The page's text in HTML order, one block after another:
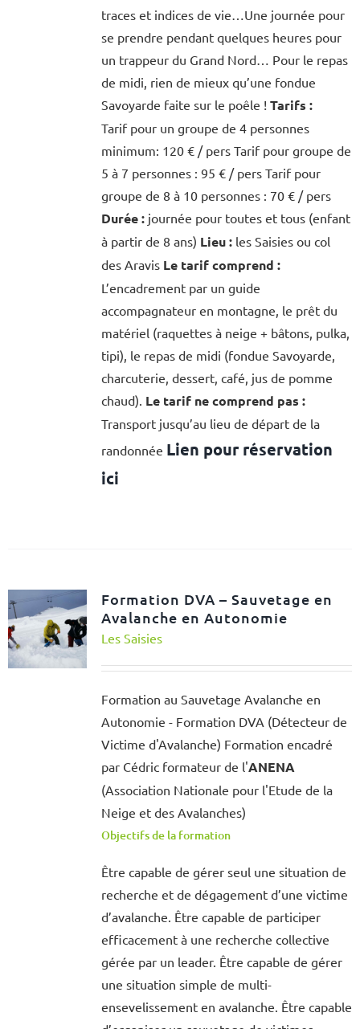
traces et indices de vie…Une journée pour
se prendre pendant quelques heures pour
un trappeur du Grand Nord… Pour le repas
de midi, rien de mieux qu’une fondue
Savoyarde faite sur le poêle ! Tarifs :
Tarif pour un groupe de 4 personnes
minimum: 120 € / pers Tarif pour groupe de
5 à 7 personnes : 95 € / pers Tarif pour
groupe de 8 à 10 personnes : 70 € / pers
Durée :journée pour toutes et tous (enfant
à partir de 8 ans) Lieu :les Saisies ou col
des Aravis Le tarif comprend :
L’encadrement par un guide
accompagnateur en montagne, le prêt du
matériel (raquettes à neige + bâtons, pulka,
tipi), le repas de midi (fondue Savoyarde,
charcuterie, dessert, café, jus de pomme
chaud). Le tarif ne comprend pas :
Transport jusqu’au lieu de départ de la
randonnée Lien pour réservation
ici
Formation DVA – Sauvetage en
Avalanche en Autonomie
Les Saisies
Formation au Sauvetage Avalanche en
Autonomie - Formation DVA (Détecteur de
Victime d'Avalanche) Formation encadré
par Cédric formateur de l'ANENA
(Association Nationale pour l'Etude de la
Neige et des Avalanches)
Objectifs de la formation
Être capable de gérer seul une situation de
recherche et de dégagement d’une victime
d’avalanche. Être capable de participer
efficacement à une recherche collective
gérée par un leader. Être capable de gérer
une situation simple de multi-
ensevelissement en avalanche. Être capable